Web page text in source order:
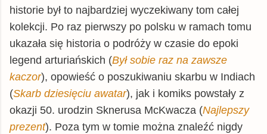
historie był to najbardziej wyczekiwany tom całej
kolekcji. Po raz pierwszy po polsku w ramach tomu
ukazała się historia o podróży w czasie do epoki
legend arturiańskich (Był sobie raz na zawsze
kaczor), opowieść o poszukiwaniu skarbu w Indiach
(Skarb dziesięciu awatar), jak i komiks powstały z
okazji 50. urodzin Sknerusa McKwacza (Najlepszy
prezent). Poza tym w tomie można znaleźć nigdy